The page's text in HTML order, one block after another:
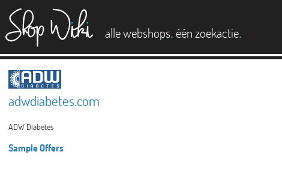
alle webshops. één zoekactie.
adwdiabetes.com
ADW Diabetes
Sample Offers